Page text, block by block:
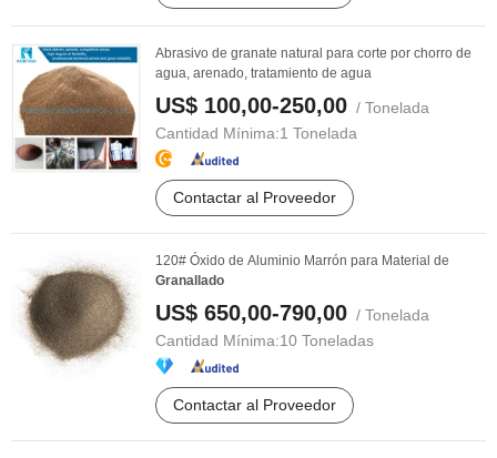
Abrasivo de granate natural para corte por chorro de
agua, arenado, tratamiento de agua
US$ 100,00-250,00 / Tonelada
Cantidad Mínima:1 Tonelada
Contactar al Proveedor
120# Óxido de Aluminio Marrón para Material de
Granallado
US$ 650,00-790,00 / Tonelada
Cantidad Mínima:10 Toneladas
Contactar al Proveedor